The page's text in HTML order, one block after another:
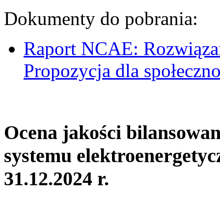
Dokumenty do pobrania:
Raport NCAE:
Propozycja dla
Ocena jakości
systemu
31.12.2024 r.